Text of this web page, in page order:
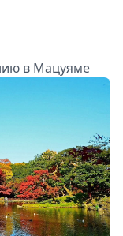
в Мацуяме